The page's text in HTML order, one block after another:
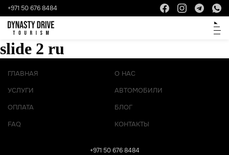
+971 50 676 8484
slide 2 ru
ГЛАВНАЯ
О НАС
УСЛУГИ
АВТОМОБИЛИ
ОПЛАТА
БЛОГ
FAQ
КОНТАКТЫ
+971 50 676 8484